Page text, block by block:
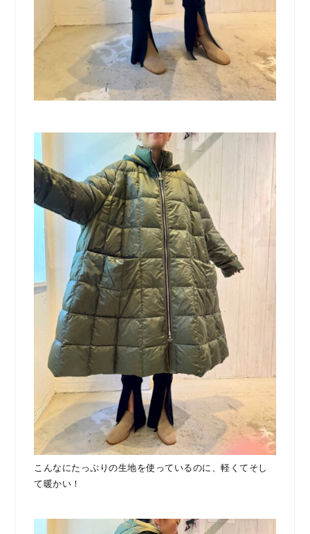
こんなにたっぷりの生地を使っているのに、軽くてそし
て暖かい！